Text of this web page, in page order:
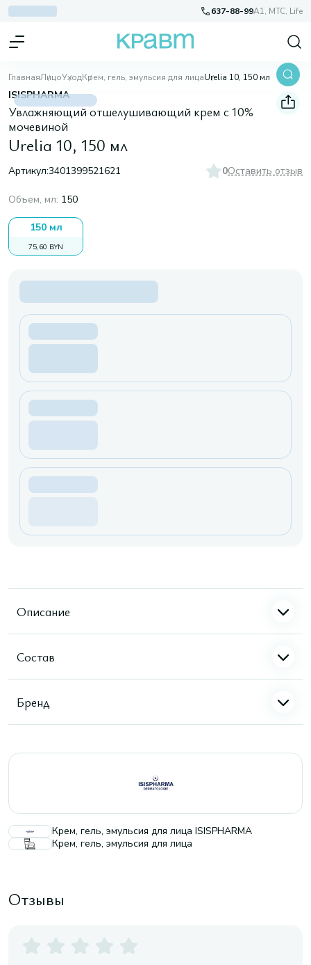
637-88-99A1, МТС, Life
ГлавнаяЛицоУходКрем, гель, эмульсия для лицаUrelia 10, 150 мл
ISISPHARMA
Увлажняющий отшелушивающий крем с 10%
мочевиной
Urelia 10, 150 мл
Артикул:3401399521621 0Оставить отзыв
Объем, мл: 150
150 мл
75,60 BYN
Описание
Состав
Бренд
Крем, гель, эмульсия для лица ISISPHARMA
Крем, гель, эмульсия для лица
Отзывы